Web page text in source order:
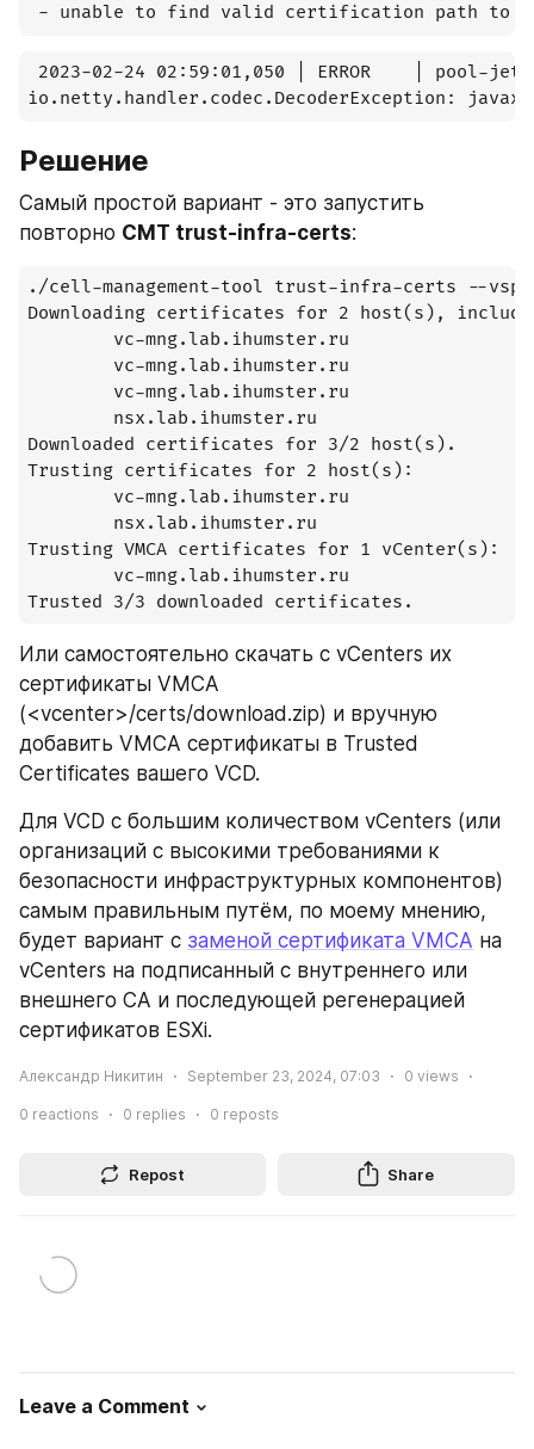
- unable to find valid certification path to
2023-02-24 02:59:01,050 | ERROR    | pool-
Решение
Самый простой вариант - это запустить
повторно CMT trust-infra-certs:
./cell-management-tool trust-infra-certs --
Downloading certificates for 2 host(s),
vc-mng.lab.ihumster.ru
vc-mng.lab.ihumster.ru
vc-mng.lab.ihumster.ru
nsx.lab.ihumster.ru
Downloaded certificates for 3/2 host(s).
Trusting certificates for 2 host(s):
vc-mng.lab.ihumster.ru
nsx.lab.ihumster.ru
Trusting VMCA certificates for 1 vCenter(s):
vc-mng.lab.ihumster.ru
Trusted 3/3 downloaded certificates.
Или самостоятельно скачать с vCenters их
сертификаты VMCA
(<vcenter>/certs/download.zip) и вручную
добавить VMCA сертификаты в Trusted
Certificates вашего VCD.
Для VCD с большим количеством vCenters (или
организаций с высокими требованиями к
безопасности инфраструктурных компонентов)
самым правильным путём, по моему мнению,
будет вариант с заменой сертификата VMCA на
vCenters на подписанный с внутреннего или
внешнего CA и последующей регенерацией
сертификатов ESXi.
Александр Никитин September 23, 2024, 07:03 0 views
0 reactions 0 replies 0 reposts
Repost Share
Leave a Comment